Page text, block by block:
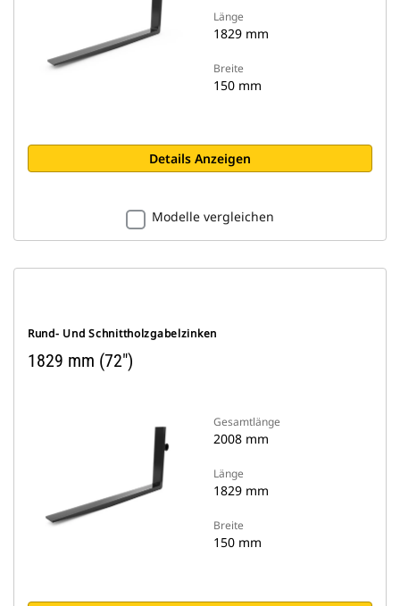
Länge
1829 mm
Breite
150 mm
Details Anzeigen
Modelle vergleichen
Rund- Und Schnittholzgabelzinken
1829 mm (72″)
Gesamtlänge
2008 mm
Länge
1829 mm
Breite
150 mm